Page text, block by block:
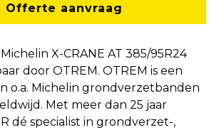
Offerte aanvraag
X-CRANE AT 385/95R24
door OTREM. OTREM is een
o.a. Michelin grondverzetbanden
Met meer dan 25 jaar
dé specialist in grondverzet-,